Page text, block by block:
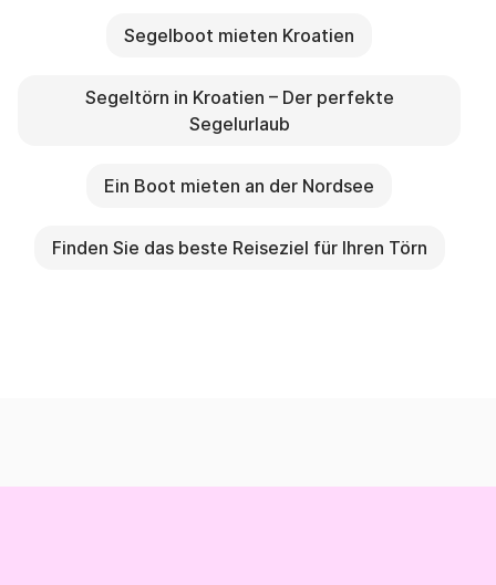
Segelboot mieten Kroatien
Segeltörn in Kroatien – Der perfekte
Segelurlaub
Ein Boot mieten an der Nordsee
Finden Sie das beste Reiseziel für Ihren Törn